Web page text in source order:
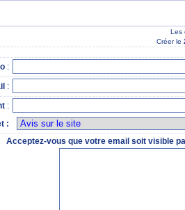
Les
Créer le
:
:
:
:
Acceptez-vous que votre email soit visible